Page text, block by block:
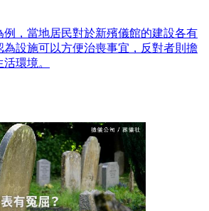
例，當地居民對於新殯儀館的建設各有
為設施可以方便治喪事宜，反對者則擔
環境。